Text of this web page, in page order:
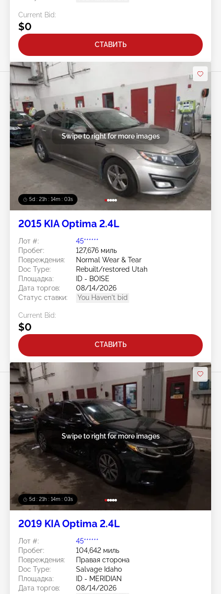
Current Bid:
$0
СТАВИТЬ
5d : 21h : 14m : 00s
Swipe to right for more images
2015 KIA Optima 2.4L
Лот #:
45******
Пробег:
127,676 миль
Повреждения:
Normal Wear & Tear
Doc Type:
Rebuilt/restored Utah
Площадка:
ID - BOISE
Дата торгов:
08/14/2026
Статус ставки:
You Haven't bid
Current Bid:
$0
СТАВИТЬ
5d : 21h : 14m : 00s
Swipe to right for more images
2019 KIA Optima 2.4L
Лот #:
45******
Пробег:
104,642 миль
Повреждения:
Правая сторона
Doc Type:
Salvage Idaho
Площадка:
ID - MERIDIAN
Дата торгов:
08/14/2026